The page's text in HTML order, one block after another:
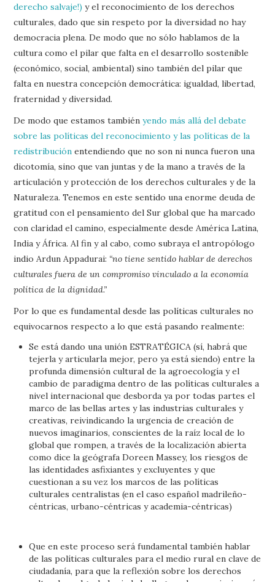
derecho salvaje!) y el reconocimiento de los derechos
culturales, dado que sin respeto por la diversidad no hay
democracia plena. De modo que no sólo hablamos de la
cultura como el pilar que falta en el desarrollo sostenible
(económico, social, ambiental) sino también del pilar que
falta en nuestra concepción democrática: igualdad, libertad,
fraternidad y diversidad.
De modo que estamos también yendo más allá del debate
sobre las políticas del reconocimiento y las políticas de la
redistribución entendiendo que no son ni nunca fueron una
dicotomía, sino que van juntas y de la mano a través de la
articulación y protección de los derechos culturales y de la
Naturaleza. Tenemos en este sentido una enorme deuda de
gratitud con el pensamiento del Sur global que ha marcado
con claridad el camino, especialmente desde América Latina,
India y África. Al fin y al cabo, como subraya el antropólogo
indio Ardun Appadurai: “no tiene sentido hablar de derechos
culturales fuera de un compromiso vinculado a la economía
política de la dignidad.”
Por lo que es fundamental desde las políticas culturales no
equivocarnos respecto a lo que está pasando realmente:
Se está dando una unión ESTRATÉGICA (sí, habrá que
tejerla y articularla mejor, pero ya está siendo) entre la
profunda dimensión cultural de la agroecología y el
cambio de paradigma dentro de las políticas culturales a
nivel internacional que desborda ya por todas partes el
marco de las bellas artes y las industrias culturales y
creativas, reivindicando la urgencia de creación de
nuevos imaginarios, conscientes de la raíz local de lo
global que rompen, a través de la localización abierta
como dice la geógrafa Doreen Massey, los riesgos de
las identidades asfixiantes y excluyentes y que
cuestionan a su vez los marcos de las políticas
culturales centralistas (en el caso español madrileño-
céntricas, urbano-céntricas y academia-céntricas)
Que en este proceso será fundamental también hablar
de las políticas culturales para el medio rural en clave de
ciudadanía, para que la reflexión sobre los derechos